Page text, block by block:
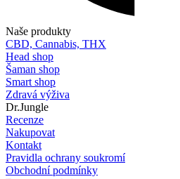
Naše produkty
CBD, Cannabis, THX
Head shop
Šaman shop
Smart shop
Zdravá výživa
Dr.Jungle
Recenze
Nakupovat
Kontakt
Pravidla ochrany soukromí
Obchodní podmínky